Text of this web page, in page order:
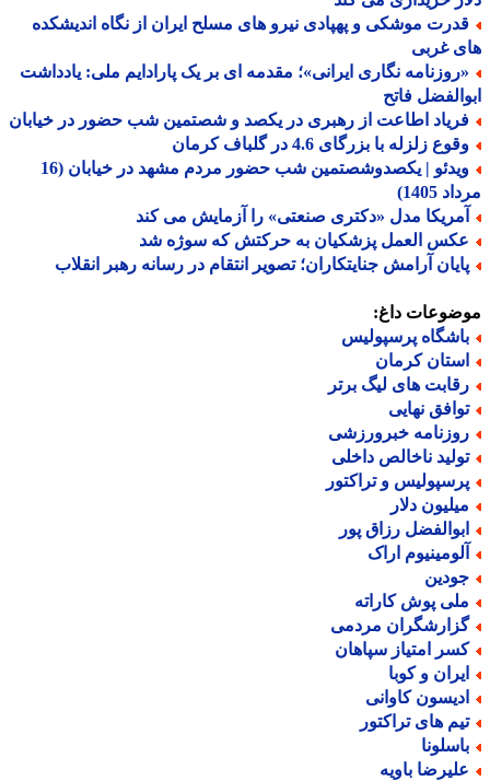
موشکی و پهپادی نیرو های مسلح ایران از نگاه اندیشکده
غربی
نگاری ایرانی»؛ مقدمه ای بر یک پارادایم ملی: یادداشت
فاتح
اطاعت از رهبری در یکصد و شصتمین شب حضور در خیابان
زلزله با بزرگای 4.6 در گلباف کرمان
ویدئو | یکصدوشصتمین شب حضور مردم مشهد در خیابان (16
1405)
مدل «دکتری صنعتی» را آزمایش می کند
العمل پزشکیان به حرکتش که سوژه شد
آرامش جنایتکاران؛ تصویر انتقام در رسانه رهبر انقلاب
داغ:
پرسپولیس
کرمان
های لیگ برتر
نهایی
خبرورزشی
ناخالص داخلی
و تراکتور
دلار
رزاق پور
اراک
پوش کاراته
مردمی
امتیاز سپاهان
و کوبا
کاوانی
های تراکتور
باویه